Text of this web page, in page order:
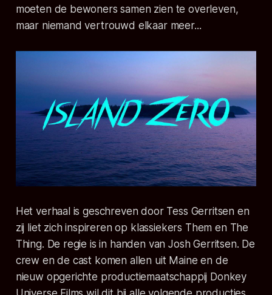
moeten de bewoners samen zien te overleven,
maar niemand vertrouwd elkaar meer...
Het verhaal is geschreven door Tess Gerritsen en
zij liet zich inspireren op klassiekers Them en The
Thing. De regie is in handen van Josh Gerritsen. De
crew en de cast komen allen uit Maine en de
nieuw opgerichte productiemaatschappij Donkey